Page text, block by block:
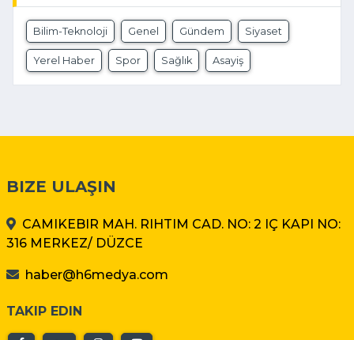
Bilim-Teknoloji Genel Gündem Siyaset
Yerel Haber Spor Sağlık Asayiş
BIZE ULAŞIN
CAMIKEBIR MAH. RIHTIM CAD. NO: 2 IÇ KAPI NO:
316 MERKEZ/ DÜZCE
haber@h6medya.com
TAKIP EDIN